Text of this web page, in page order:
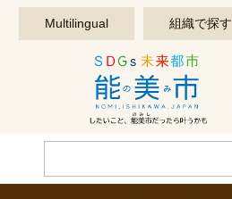
このページの本文へ移動する
Multilingual 組織で探す